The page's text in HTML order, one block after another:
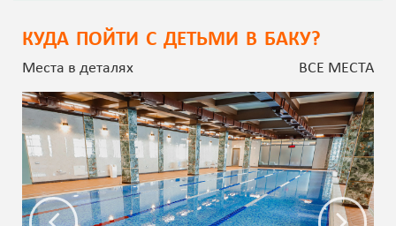
КУДА ПОЙТИ С ДЕТЬМИ В БАКУ?
Места в деталях ВСЕ МЕСТА